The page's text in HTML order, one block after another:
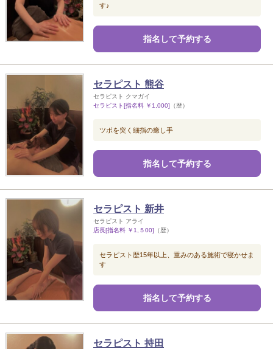
す♪
指名して予約する
セラピスト 熊谷
セラピスト クマガイ
セラピスト[指名料 ￥1,000] （歴）
ツボを突く細指の癒し手
指名して予約する
セラピスト 新井
セラピスト アライ
店長[指名料 ￥1,５00] （歴）
セラピスト歴15年以上、重みのある施術で寝かせま
す
指名して予約する
セラピスト 持田